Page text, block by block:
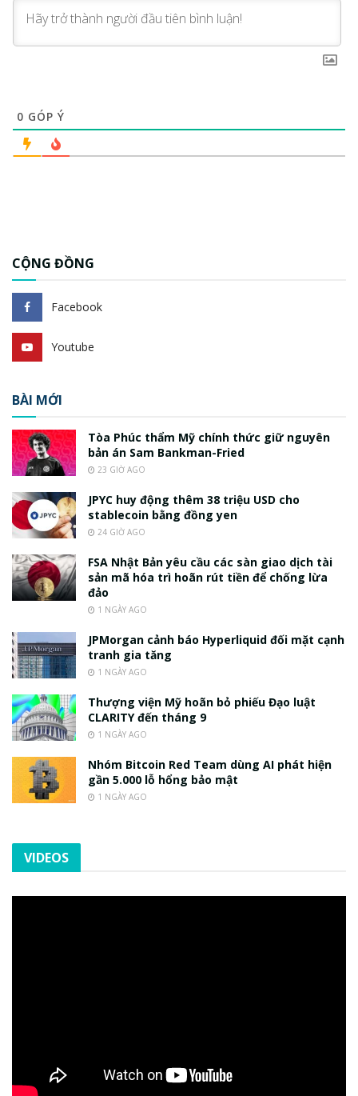
0 GÓP Ý
CỘNG ĐỒNG
Facebook
Youtube
BÀI MỚI
Tòa Phúc thẩm Mỹ chính thức giữ nguyên
bản án Sam Bankman-Fried
23 GIỜ AGO
JPYC huy động thêm 38 triệu USD cho
stablecoin bằng đồng yen
24 GIỜ AGO
FSA Nhật Bản yêu cầu các sàn giao dịch tài
sản mã hóa trì hoãn rút tiền để chống lừa
đảo
1 NGÀY AGO
JPMorgan cảnh báo Hyperliquid đối mặt cạnh
tranh gia tăng
1 NGÀY AGO
Thượng viện Mỹ hoãn bỏ phiếu Đạo luật
CLARITY đến tháng 9
1 NGÀY AGO
Nhóm Bitcoin Red Team dùng AI phát hiện
gần 5.000 lỗ hổng bảo mật
1 NGÀY AGO
VIDEOS